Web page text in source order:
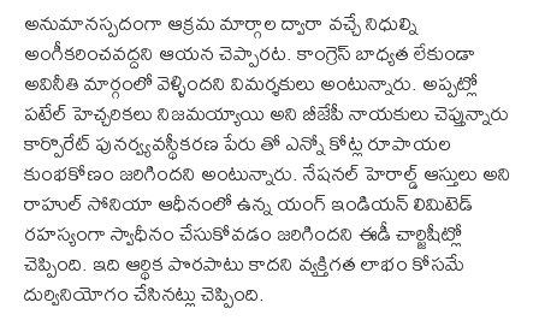
అనుమానస్పదంగా ఆక్రమ మార్గాల ద్వారా వచ్చే నిధుల్ని
అంగీకరించవద్దని ఆయన చెప్పారట. కాంగ్రెస్ బాధ్యత లేకుండా
అవినీతి మార్గంలో వెళ్ళిందని విమర్శకులు అంటున్నారు. అప్పట్లో
పటేల్ హెచ్చరికలు నిజమయ్యాయి అని బీజేపీ నాయకులు చెప్తున్నారు
కార్పొరేట్ పునర్వ్యవస్థీకరణ పేరు తో ఎన్నో కోట్ల రూపాయల
కుంభకోణం జరిగిందని అంటున్నారు. నేషనల్ హెరాల్డ్ ఆస్తులు అని
రాహుల్ సోనియా ఆధీనంలో ఉన్న యంగ్ ఇండియన్ లిమిటెడ్
రహస్యంగా స్వాధీనం చేసుకోవడం జరిగిందని ఈడీ చార్జిషీట్లో
చెప్పింది. ఇది ఆర్థిక పొరపాటు కాదని వ్యక్తిగత లాభం కోసమే
దుర్వినియోగం చేసినట్లు చెప్పింది.